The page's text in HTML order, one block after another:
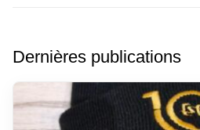
Dernières publications